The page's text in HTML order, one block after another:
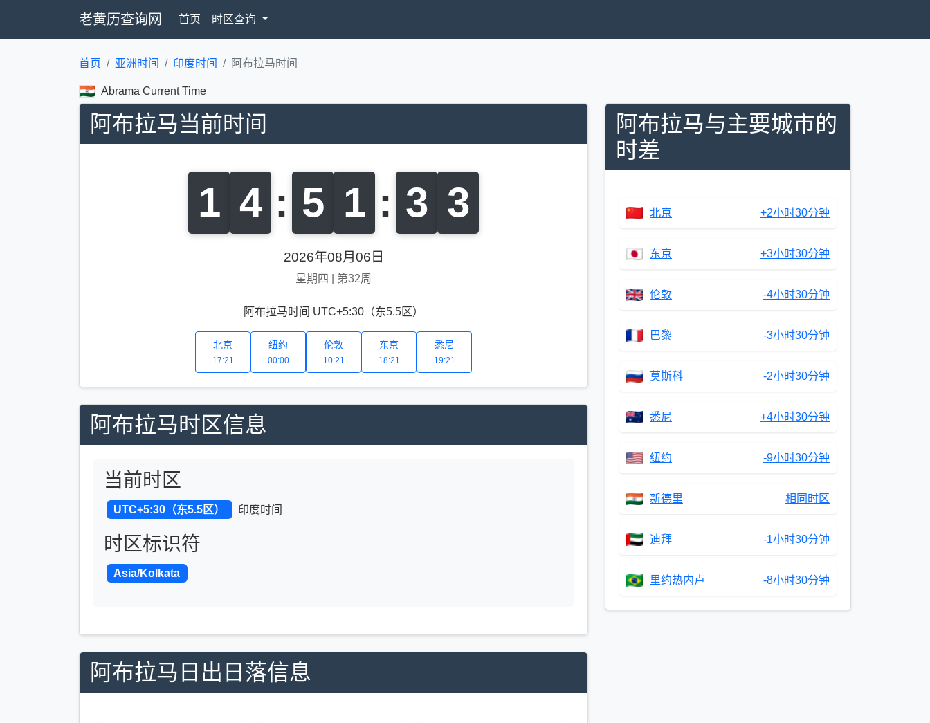
老黄历查询网 首页 时区查询
首页 亚洲时间 印度时间 阿布拉马时间
Abrama Current Time
阿布拉马当前时间
1 4 : 5 1 : 3 4
2026年08月06日
星期四 第32周
阿布拉马时间 UTC+5:30（东5.5区）
北京
17:21
纽约
00:00
伦敦
10:21
东京
18:21
悉尼
19:21
阿布拉马时区信息
当前时区
UTC+5:30（东5.5区） 印度时间
时区标识符
Asia/Kolkata
阿布拉马日出日落信息
阿布拉马与主要城市的
时差
北京 +2小时30分钟
东京 +3小时30分钟
伦敦 -4小时30分钟
巴黎 -3小时30分钟
莫斯科 -2小时30分钟
悉尼 +4小时30分钟
纽约 -9小时30分钟
新德里 相同时区
迪拜 -1小时30分钟
里约热内卢 -8小时30分钟